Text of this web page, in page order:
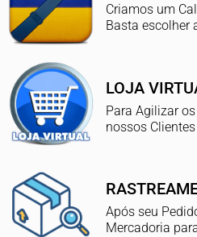
Criamos um
Basta escolher
LOJA
Para Agilizar
nossos
Após seu
Mercadoria